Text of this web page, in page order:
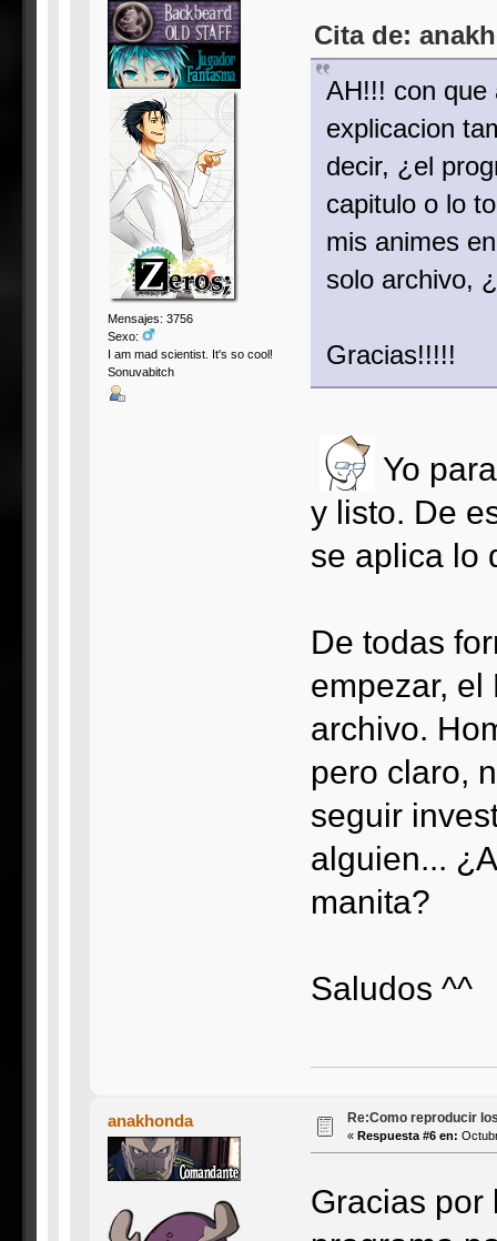
Mensajes: 3756
Sexo:
I am mad scientist. It's so cool!
Sonuvabitch
Cita de:
AH!!! con que
explicacion
decir, ¿el
capitulo o lo
mis animes
solo archivo,
Gracias!!!!!
Yo
y listo. De
se aplica lo
De todas
empezar,
archivo.
pero claro,
seguir
alguien...
manita?
Saludos ^^
anakhonda Re:Como reproducir
« Respuesta #6 en:
Gracias